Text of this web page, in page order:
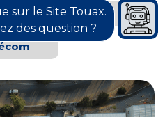
Solutions mobiles
sur le Site Touax.
des question ?